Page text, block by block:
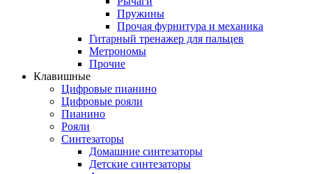
Пружины
Прочая фурнитура и механика
Гитарный тренажер для пальцев
Метрономы
Прочие
Клавишные
Цифровые пианино
Цифровые рояли
Пианино
Рояли
Синтезаторы
Домашние синтезаторы
Детские синтезаторы